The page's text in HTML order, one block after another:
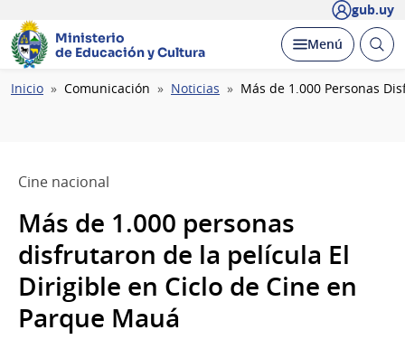
gub.uy
Ministerio
de Educación y Cultura
Desplegar
Menú Abrir
Ruta
Inicio Comunicación Noticias Más de 1.000 Personas
Cine nacional
Más de 1.000 personas
disfrutaron de la película El
Dirigible en Ciclo de Cine en
Parque Mauá